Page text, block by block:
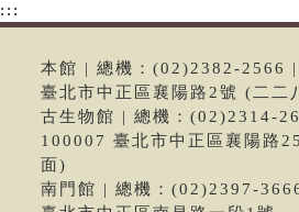
:::
本館 | 總機：(02)2382-2566
臺北市中正區襄陽路2號 (二二
古生物館 | 總機：(02)2314-
100007 臺北市中正區襄陽路
面)
南門館 | 總機：(02)2397-